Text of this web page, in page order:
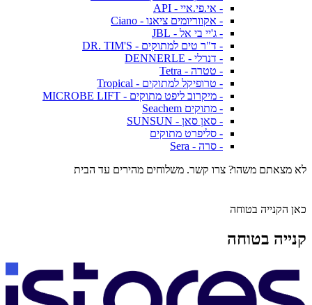
- אי.פי.איי - API
- אקווריומים ציאנו - Ciano
- ג'יי בי אל - JBL
- ד"ר טים למתוקים - DR. TIM'S
- דנרלי - DENNERLE
- טטרה - Tetra
- טרופיקל למתוקים - Tropical
- מיקרוב ליפט מתוקים - MICROBE LIFT
- מתוקים Seachem
- סאן סאן - SUNSUN
- סליפרט מתוקים
- סרה - Sera
לא מצאתם משהו? צרו קשר. משלוחים מהירים עד הבית
כאן הקנייה בטוחה
קנייה בטוחה